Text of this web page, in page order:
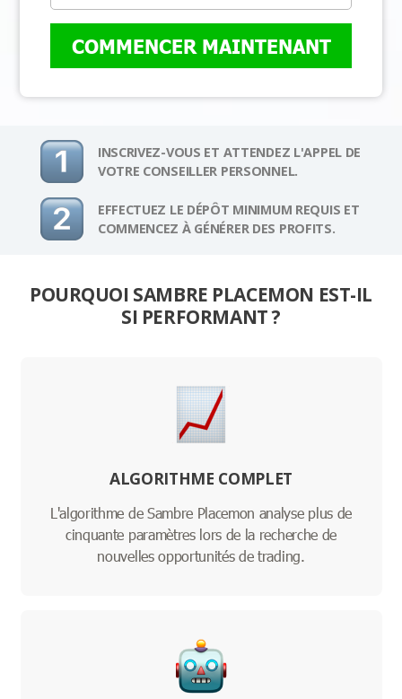
COMMENCER MAINTENANT
INSCRIVEZ-VOUS ET ATTENDEZ L'APPEL DE
VOTRE CONSEILLER PERSONNEL.
EFFECTUEZ LE DÉPÔT MINIMUM REQUIS ET
COMMENCEZ À GÉNÉRER DES PROFITS.
POURQUOI SAMBRE PLACEMON EST-IL
SI PERFORMANT ?
ALGORITHME COMPLET
L'algorithme de Sambre Placemon analyse plus de
cinquante paramètres lors de la recherche de
nouvelles opportunités de trading.